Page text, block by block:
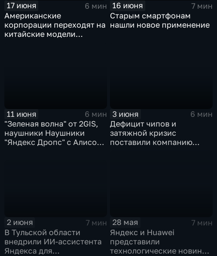
17 июня
6 мин
Американские
корпорации переходят на
китайские модели
16 июня
7 мин
Старым смартфонам
нашли новое применение
11 июня
6 мин
"Зеленая волна" от 2GIS,
наушники Наушники
"Яндекс Дропс" с Алисой
3 июня
6 мин
Дефицит чипов и
затяжной кризис
поставили компанию
2 июня
7 мин
В Тульской области
внедрили ИИ-ассистента
Яндекса для
28 мая
7 мин
Яндекс и Huawei
представили
технологические новинки